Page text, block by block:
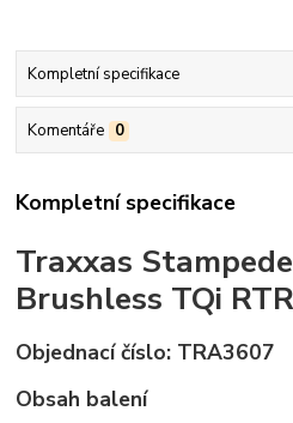
Kompletní specifikace
Komentáře 0
Kompletní specifikace
Traxxas
Brushless TQi RTR
Objednací číslo: TRA3607
Obsah balení